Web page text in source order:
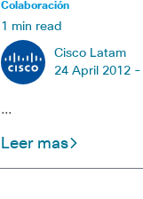
Colaboración
1 min read
Cisco Latam
24 April 2012 -
…
Leer mas